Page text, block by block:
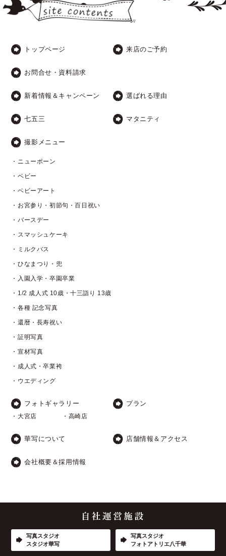
トップページ 来店のご予約
お問合せ・資料請求
新着情報＆キャンペーン 選ばれる理由
七五三 マタニティ
撮影メニュー
・ニューボーン
・ベビー
・ベビーアート
・お宮参り・初節句・百日祝い
・バースデー
・スマッシュケーキ
・ミルクバス
・ひなまつり・兜
・入園入学・卒園卒業
・1/2 成人式 10歳・十三詣り 13歳
・各種 記念写真
・還暦・長寿祝い
・証明写真
・宣材写真
・成人式・卒業袴
・ウエディング
フォトギャラリー
・大宮店 ・高崎店
プラン
華写について 店舗情報＆アクセス
会社概要＆採用情報
写真スタジオ
スタジオ華写
写真スタジオ
フォトアトリエ八千華